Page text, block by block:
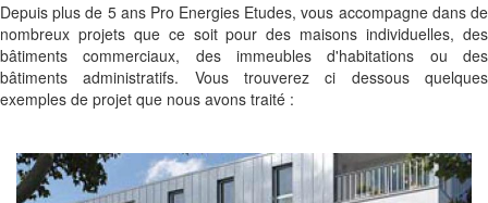
Depuis plus de 5 ans Pro Energies Etudes, vous accompagne dans de
nombreux projets que ce soit pour des maisons individuelles, des
bâtiments commerciaux, des immeubles d'habitations ou des
bâtiments administratifs. Vous trouverez ci dessous quelques
exemples de projet que nous avons traité :